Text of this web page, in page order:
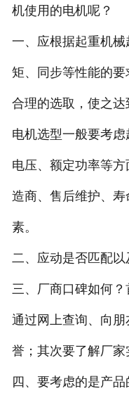
机使用的电机呢？
一、应根据起重机
矩、同步等性能的
合理的选取，使之达
电机选型一般要考虑
电压、额定功率等
造商、售后维护、
素。
二、应动是否匹配
三、厂商口碑如何？
通过网上查询、向
誉；其次要了解厂家
四、要考虑的是产